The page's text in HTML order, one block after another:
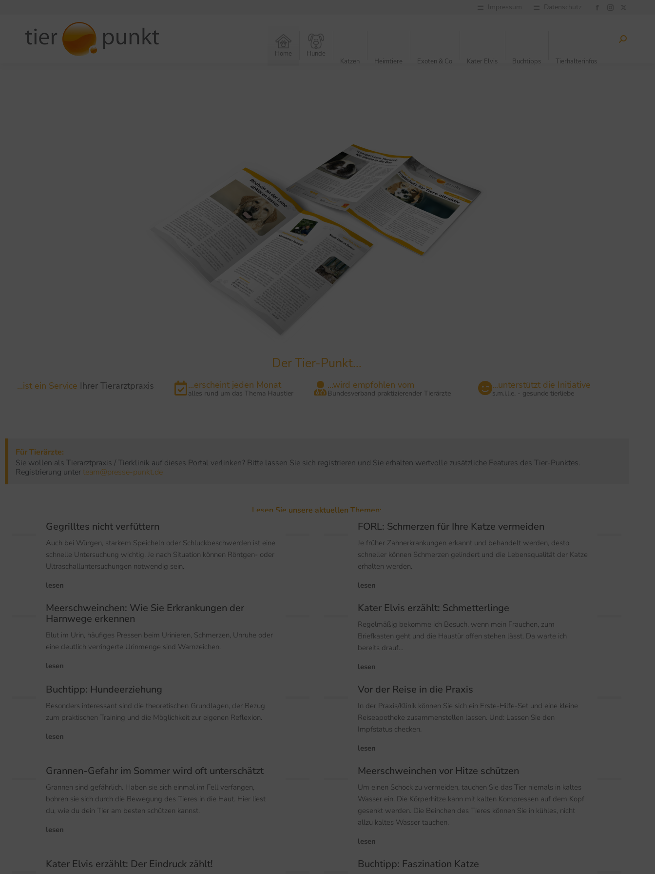
Impressum Datenschutz
Home
Hunde
Katzen
Heimtiere Exoten & Co Kater Elvis Buchtipps Tierhalterinfos
Der Tier-Punkt...
...ist ein Service Ihrer Tierarztpraxis ...erscheint jeden Monat
alles rund um das Thema Haustier
...wird empfohlen vom
Bundesverband praktizierender Tierärzte
...unterstützt die Initiative
s.m.i.l.e. - gesunde tierliebe
Für Tierärzte:
Sie wollen als Tierarztpraxis / Tierklinik auf dieses Portal verlinken? Bitte lassen Sie sich registrieren und Sie erhalten wertvolle zusätzliche Features des Tier-Punktes.
Registrierung unterteam@presse-punkt.de
Lesen Sie unsere aktuellen Themen:
Gegrilltes nicht verfüttern
Auch bei Würgen, starkem Speicheln oder Schluckbeschwerden ist eine
schnelle Untersuchung wichtig. Je nach Situation können Röntgen- oder
Ultraschalluntersuchungen notwendig sein.
lesen
FORL: Schmerzen für Ihre Katze vermeiden
Je früher Zahnerkrankungen erkannt und behandelt werden, desto
schneller können Schmerzen gelindert und die Lebensqualität der Katze
erhalten werden.
lesen
Meerschweinchen: Wie Sie Erkrankungen der
Harnwege erkennen
Blut im Urin, häufiges Pressen beim Urinieren, Schmerzen, Unruhe oder
eine deutlich verringerte Urinmenge sind Warnzeichen.
lesen
Kater Elvis erzählt: Schmetterlinge
Regelmäßig bekomme ich Besuch, wenn mein Frauchen, zum
Briefkasten geht und die Haustür offen stehen lässt. Da warte ich
bereits drauf…
lesen
Buchtipp: Hundeerziehung
Besonders interessant sind die theoretischen Grundlagen, der Bezug
zum praktischen Training und die Möglichkeit zur eigenen Reflexion.
lesen
Vor der Reise in die Praxis
In der Praxis/Klinik können Sie sich ein Erste-Hilfe-Set und eine kleine
Reiseapotheke zusammenstellen lassen. Und: Lassen Sie den
Impfstatus checken.
lesen
Grannen-Gefahr im Sommer wird oft unterschätzt
Grannen sind gefährlich. Haben sie sich einmal im Fell verfangen,
bohren sie sich durch die Bewegung des Tieres in die Haut. Hier liest
du, wie du dein Tier am besten schützen kannst.
lesen
Meerschweinchen vor Hitze schützen
Um einen Schock zu vermeiden, tauchen Sie das Tier niemals in kaltes
Wasser ein. Die Körperhitze kann mit kalten Kompressen auf dem Kopf
gesenkt werden. Die Beinchen des Tieres können Sie in kühles, nicht
allzu kaltes Wasser tauchen.
lesen
Kater Elvis erzählt: Der Eindruck zählt! Buchtipp: Faszination Katze